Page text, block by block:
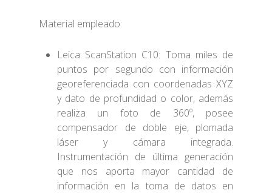
Material empleado:
Leica ScanStation C10: Toma miles de
puntos por segundo con información
georeferenciada con coordenadas XYZ
y dato de profundidad o color, además
realiza un foto de 360º, posee
compensador de doble eje, plomada
láser y cámara integrada.
Instrumentación de última generación
que nos aporta mayor cantidad de
información en la toma de datos en